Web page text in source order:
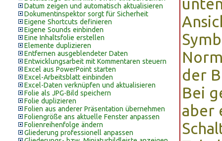
Datum zeigen und automatisch aktualisieren
Dokumentinspektor sorgt für Sicherheit
Eigene Shortcuts definieren
Eigene Sounds einbinden
Eine Inhaltsfolie erstellen
Elemente duplizieren
Entfernen ausgeblendeter Daten
Entwicklungsarbeit mit Kommentaren steuern
Excel aus PowerPoint starten
Excel-Arbeitsblatt einbinden
Excel-Daten verknüpfen und aktualisieren
Folie als JPG-Bild speichern
Folie duplizieren
Folien aus anderer Präsentation übernehmen
Foliengröße ans aktuelle Fenster anpassen
Folienreihenfolge ändern
Gliederung professionell anpassen
der
Bei
aber